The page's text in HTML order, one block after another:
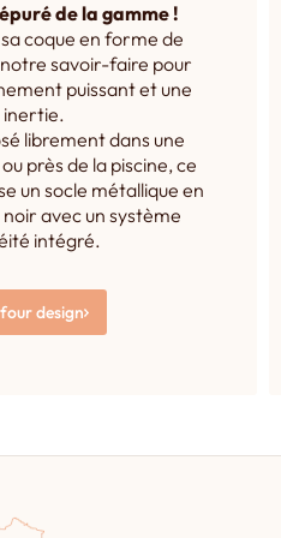
de la gamme !
coque en forme de
savoir-faire pour
puissant et une
inertie.
librement dans une
près de la piscine, ce
un socle métallique en
avec un système
intégré.
design